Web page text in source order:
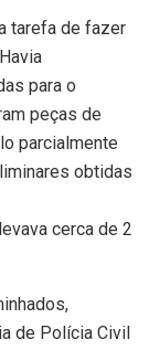
tarefa de fazer
para o
peças de
parcialmente
obtidas
cerca de 2
de Polícia Civil